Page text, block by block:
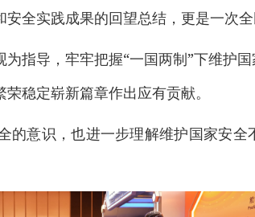
全实践成果的回望总结，更是一次全
指导，牢牢把握“一国两制”下维护
稳定崭新篇章作出应有贡献。
的意识，也进一步理解维护国家安